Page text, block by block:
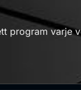
program varje